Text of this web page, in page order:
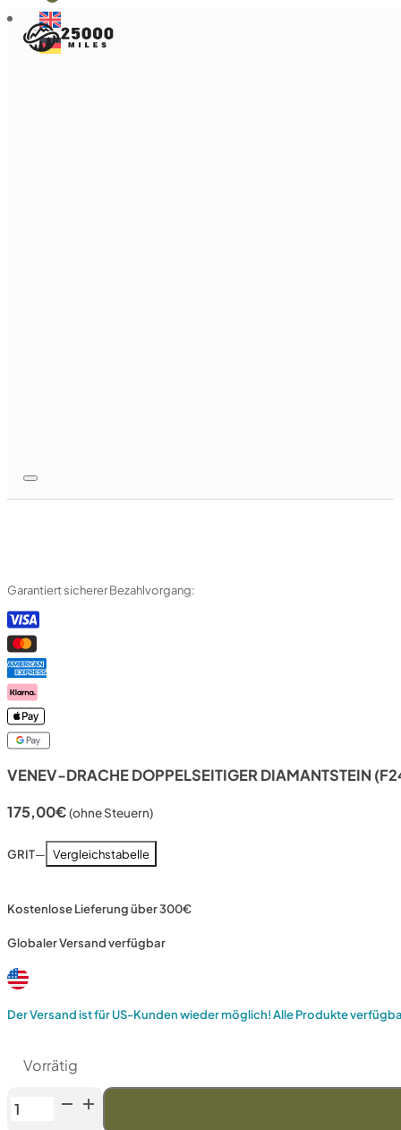
VENEV-DRACHE DOPPELSEITIGER DIAMANTSTEIN
175,00€(ohne Steuern)
GRIT— Vergleichstabelle
Kostenlose Lieferung über 300€
Globaler Versand verfügbar
Der Versand ist für US-Kunden wieder möglich! Alle Produkte
Vorrätig
Venev-
Garantiert sicherer Bezahlvorgang: